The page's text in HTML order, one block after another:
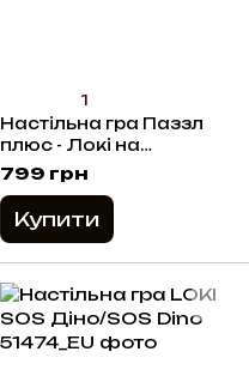
1
Настільна гра Паззл
плюс - Локі на
санчатах (70)
799 грн
Купити